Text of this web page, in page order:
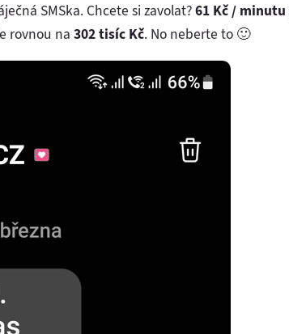
SMSka. Chcete si zavolat?61 Kč / minutu
rovnou na 302 tisíc Kč. No neberte to 🙂